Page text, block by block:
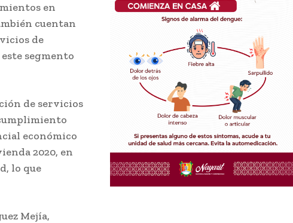
en
cuentan
de
segmento
de servicios
económico
2020, en
lo que
Mejía,